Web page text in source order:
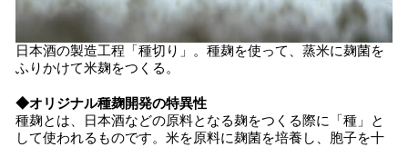
日本酒の製造工程「種切り」。種麹を使って、蒸米に麹菌を
ふりかけて米麹をつくる。
◆オリジナル種麹開発の特異性
種麹とは、日本酒などの原料となる麹をつくる際に「種」と
して使われるものです。米を原料に麹菌を培養し、胞子を十